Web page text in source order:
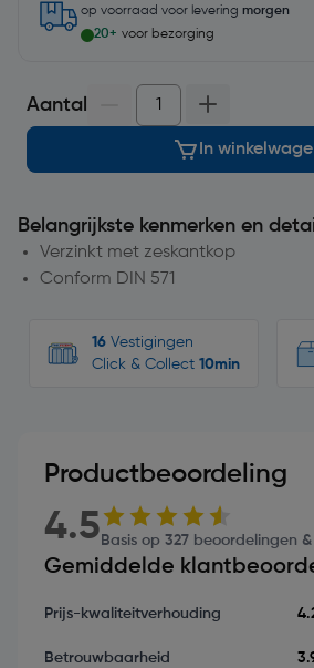
op voorraad voor levering morgen
20+ voor bezorging
Aantal
In
Belangrijkste kenmerken en
Verzinkt met zeskantkop
Conform DIN 571
16 Vestigingen
Click & Collect 10min
Productbeoordeling
4.5 Basis op 327 beoordelingen
Gemiddelde
Prijs-kwaliteitverhouding
Betrouwbaarheid